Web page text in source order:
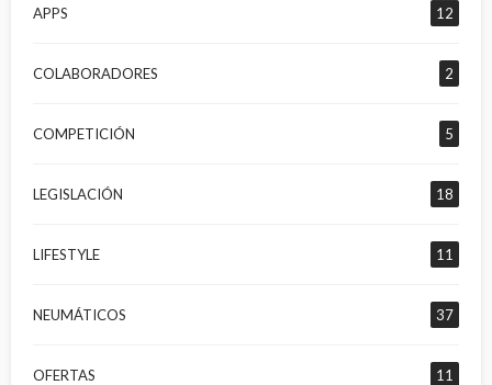
APPS 12
COLABORADORES 2
COMPETICIÓN 5
LEGISLACIÓN 18
LIFESTYLE 11
NEUMÁTICOS 37
OFERTAS 11